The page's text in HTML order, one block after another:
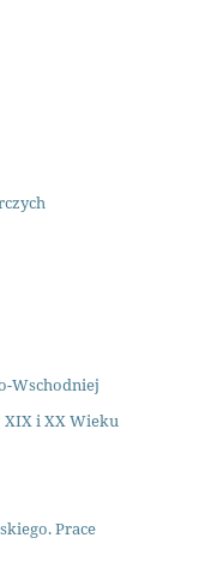
Wschodniej
XIX i XX Wieku
Prace